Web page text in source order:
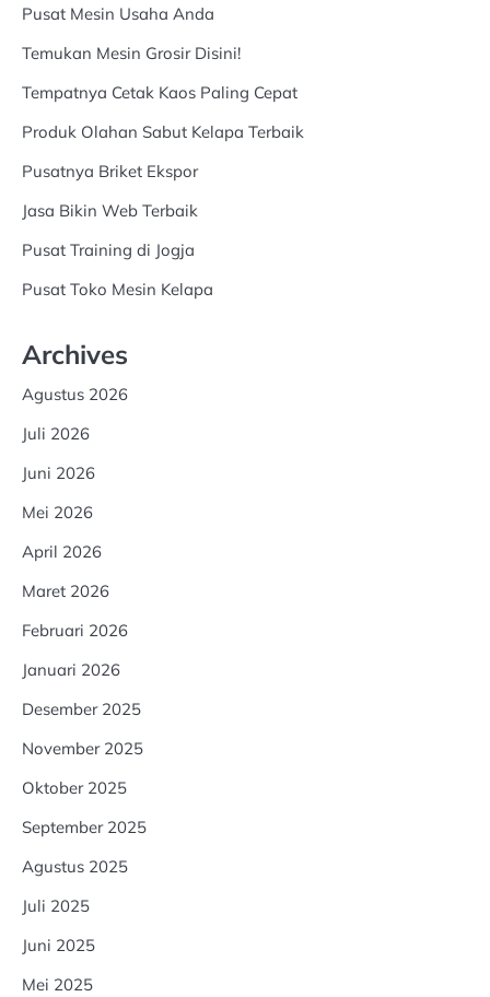
Pusat Mesin Usaha Anda
Temukan Mesin Grosir Disini!
Tempatnya Cetak Kaos Paling Cepat
Produk Olahan Sabut Kelapa Terbaik
Pusatnya Briket Ekspor
Jasa Bikin Web Terbaik
Pusat Training di Jogja
Pusat Toko Mesin Kelapa
Archives
Agustus 2026
Juli 2026
Juni 2026
Mei 2026
April 2026
Maret 2026
Februari 2026
Januari 2026
Desember 2025
November 2025
Oktober 2025
September 2025
Agustus 2025
Juli 2025
Juni 2025
Mei 2025